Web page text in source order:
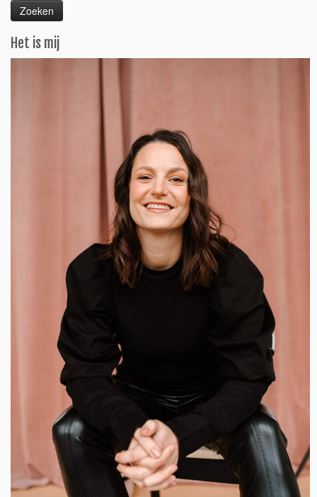
Het is mij